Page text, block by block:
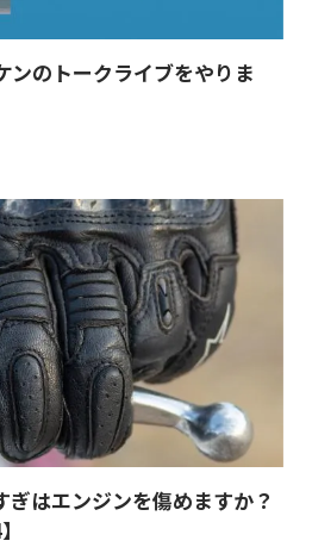
ンのトークライブをやりま
はエンジンを傷めますか？